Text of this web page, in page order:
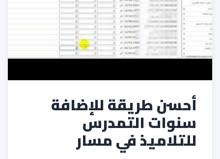
أحسن طريقة للإضافة
سنوات التمدرس
للتلاميذ في مسار